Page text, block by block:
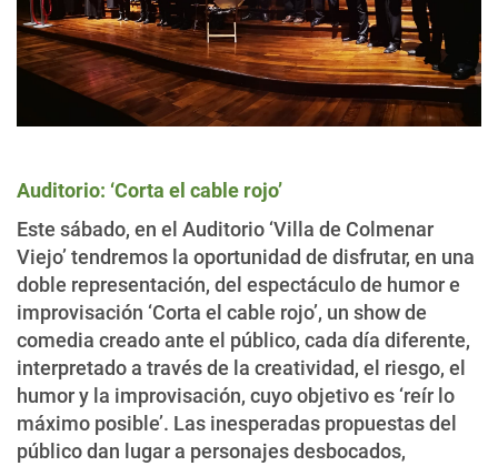
Auditorio: ‘Corta el cable rojo’
Este sábado, en el Auditorio ‘Villa de Colmenar
Viejo’ tendremos la oportunidad de disfrutar, en una
doble representación, del espectáculo de humor e
improvisación ‘Corta el cable rojo’, un show de
comedia creado ante el público, cada día diferente,
interpretado a través de la creatividad, el riesgo, el
humor y la improvisación, cuyo objetivo es ‘reír lo
máximo posible’. Las inesperadas propuestas del
público dan lugar a personajes desbocados,